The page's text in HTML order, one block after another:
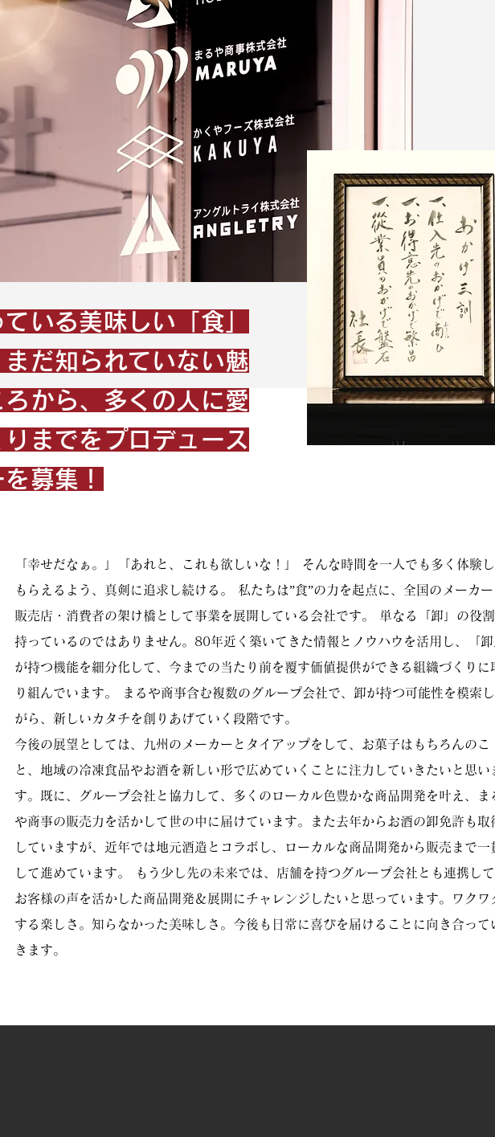
いる美味しい「食」
だ知られていない魅
から、多くの人に愛
までをプロデュース
募集！
「幸せだなぁ。」「あれと、これも欲しいな！」 そんな時間を一人でも多く体験
もらえるよう、真剣に追求し続ける。 私たちは”食”の力を起点に、全国のメーカー
販売店・消費者の架け橋として事業を展開している会社です。 単なる「卸」の役
持っているのではありません。80年近く築いてきた情報とノウハウを活用し、「卸
が持つ機能を細分化して、今までの当たり前を覆す価値提供ができる組織づくりに
り組んでいます。 まるや商事含む複数のグループ会社で、卸が持つ可能性を模索
がら、新しいカタチを創りあげていく段階です。
今後の展望としては、九州のメーカーとタイアップをして、お菓子はもちろんのこ
と、地域の冷凍食品やお酒を新しい形で広めていくことに注力していきたいと思い
す。既に、グループ会社と協力して、多くのローカル色豊かな商品開発を叶え、ま
や商事の販売力を活かして世の中に届けています。また去年からお酒の卸免許も取
していますが、近年では地元酒造とコラボし、ローカルな商品開発から販売まで一
して進めています。 もう少し先の未来では、店舗を持つグループ会社とも連携して
お客様の声を活かした商品開発＆展開にチャレンジしたいと思っています。ワクワ
する楽しさ。知らなかった美味しさ。今後も日常に喜びを届けることに向き合って
きます。